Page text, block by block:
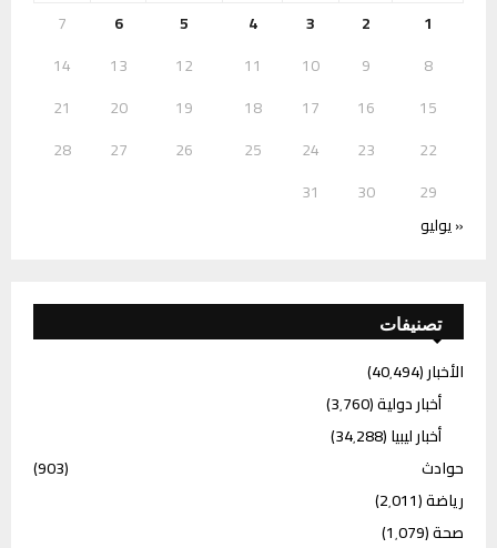
1
2
3
4
5
6
7
8
9
10
11
12
13
14
15
16
17
18
19
20
21
22
23
24
25
26
27
28
29
30
31
« يوليو
تصنيفات
الأخبار(40٬494)
أخبار دولية(3٬760)
أخبار ليبيا(34٬288)
حوادث
(903)
رياضة(2٬011)
صحة(1٬079)